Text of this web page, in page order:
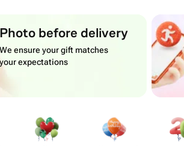
Photo before delivery
We ensure your gift matches
your expectations